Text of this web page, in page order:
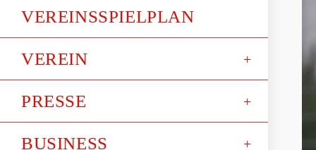
VEREINSSPIELPLAN
VEREIN
PRESSE
BUSINESS